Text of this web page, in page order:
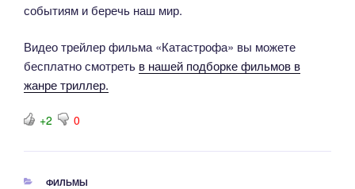
событиям и беречь наш мир.
Видео трейлер фильма «Катастрофа» вы можете
бесплатно смотреть в нашей подборке фильмов в
жанре триллер.
+2 0
РУБРИКИ
ФИЛЬМЫ